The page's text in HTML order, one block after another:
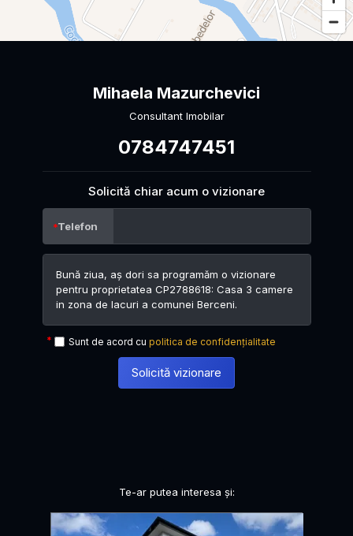
Mihaela Mazurchevici
Consultant Imobilar
0784747451
Solicită chiar acum o vizionare
Telefon
Sunt de acord cu politica de confidențialitate
Solicită vizionare
Te-ar putea interesa și: